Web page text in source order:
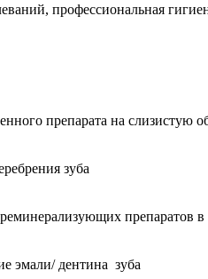
профессиональная
препарата на слизистую
зуба
препаратов
эмали/ дентина зуба